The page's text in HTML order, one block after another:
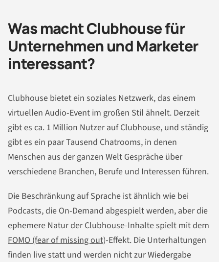
Was macht Clubhouse für
Unternehmen und Marketer
interessant?
Clubhouse bietet ein soziales Netzwerk, das einem
virtuellen Audio-Event im großen Stil ähnelt. Derzeit
gibt es ca. 1 Million Nutzer auf Clubhouse, und ständig
gibt es ein paar Tausend Chatrooms, in denen
Menschen aus der ganzen Welt Gespräche über
verschiedene Branchen, Berufe und Interessen führen.
Die Beschränkung auf Sprache ist ähnlich wie bei
Podcasts, die On-Demand abgespielt werden, aber die
ephemere Natur der Clubhouse-Inhalte spielt mit dem
FOMO (fear of missing out)-Effekt. Die Unterhaltungen
finden live statt und werden nicht zur Wiedergabe